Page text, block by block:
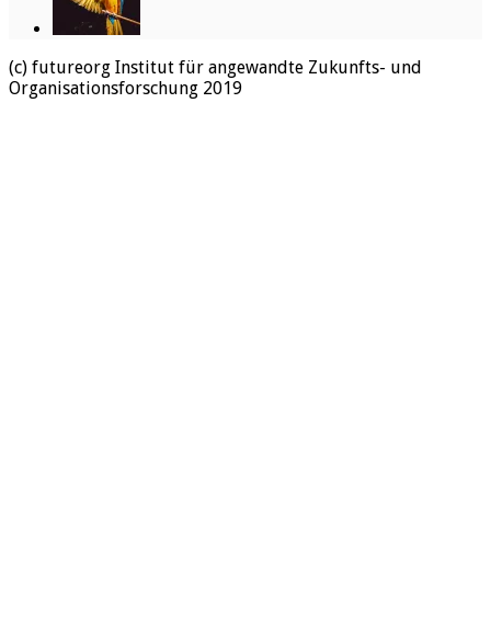
(c) futureorg Institut für angewandte Zukunfts- und
Organisationsforschung 2019